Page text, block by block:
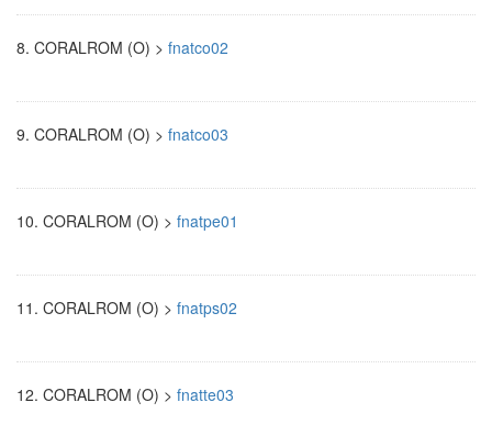
8. CORALROM (O) > fnatco02
9. CORALROM (O) > fnatco03
10. CORALROM (O) > fnatpe01
11. CORALROM (O) > fnatps02
12. CORALROM (O) > fnatte03